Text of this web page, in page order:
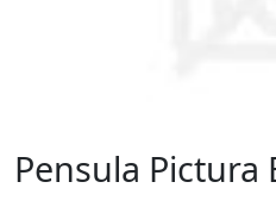
Pensula Pictura